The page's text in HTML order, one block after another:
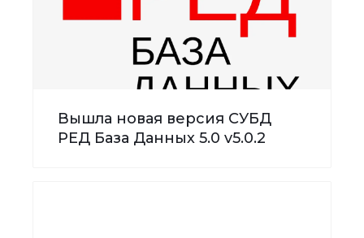
Вышла новая версия СУБД
РЕД База Данных 5.0 v5.0.2